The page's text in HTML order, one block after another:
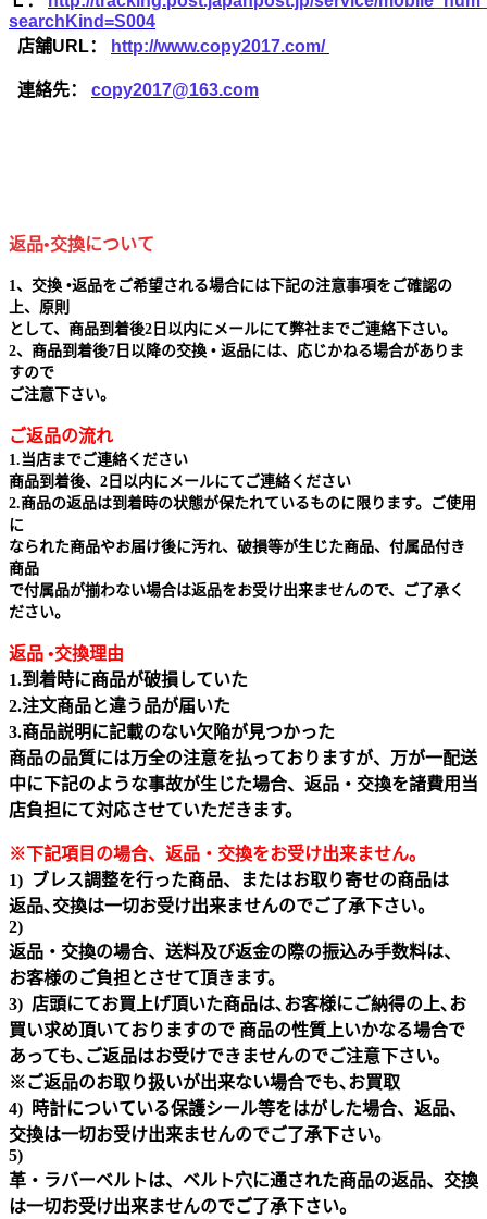
searchKind=S004
店舗URL：
http://www.copy2017.com/
連絡先： copy2017@163.com
返品•交換について
1、交換 •返品をご希望される場合には下記の注意事項をご確認の
上、原則
として、商品到着後2日以内にメールにて弊社までご連絡下さい。
2、商品到着後7日以降の交換 • 返品には、応じかねる場合がありま
すので
ご注意下さい。
ご返品の流れ
1.当店までご連絡ください
商品到着後、2日以内にメールにてご連絡ください
2.商品の返品は到着時の状態が保たれているものに限ります。ご使用
に
なられた商品やお届け後に汚れ、破損等が生じた商品、付属品付き
商品
で付属品が揃わない場合は返品をお受け出来ませんので、ご了承く
ださい。
返品 •交換理由
1.到着時に商品が破損していた
2.注文商品と違う品が届いた
3.商品説明に記載のない欠陥が見つかった
商品の品質には万全の注意を払っておりますが、万が一配送
中に下記のような事故が生じた場合、返品・交換を諸費用当
店負担にて対応させていただきます。
※下記項目の場合、返品・交換をお受け出来ません｡
1) ブレス調整を行った商品、またはお取り寄せの商品は
返品､交換は一切お受け出来ませんのでご了承下さい。
2)
返品・交換の場合、送料及び返金の際の振込み手数料は、
お客様のご負担とさせて頂きます。
3) 店頭にてお買上げ頂いた商品は､お客様にご納得の上､お
買い求め頂いておりますので 商品の性質上いかなる場合で
あっても､ご返品はお受けできませんのでご注意下さい｡
※ご返品のお取り扱いが出来ない場合でも､お買取
4) 時計についている保護シール等をはがした場合、返品、
交換は一切お受け出来ませんのでご了承下さい。
5)
革・ラバーベルトは、ベルト穴に通された商品の返品、交換
は一切お受け出来ませんのでご了承下さい。